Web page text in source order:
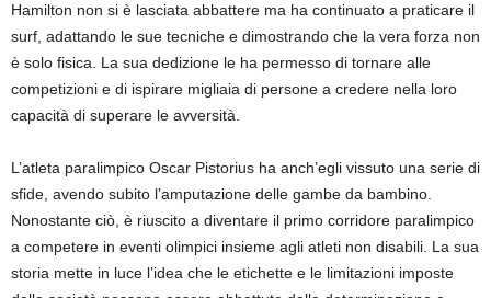
Hamilton non si è lasciata abbattere ma ha continuato a praticare il
surf, adattando le sue tecniche e dimostrando che la vera forza non
è solo fisica. La sua dedizione le ha permesso di tornare alle
competizioni e di ispirare migliaia di persone a credere nella loro
capacità di superare le avversità.
L’atleta paralimpico Oscar Pistorius ha anch’egli vissuto una serie di
sfide, avendo subito l’amputazione delle gambe da bambino.
Nonostante ciò, è riuscito a diventare il primo corridore paralimpico
a competere in eventi olimpici insieme agli atleti non disabili. La sua
storia mette in luce l’idea che le etichette e le limitazioni imposte